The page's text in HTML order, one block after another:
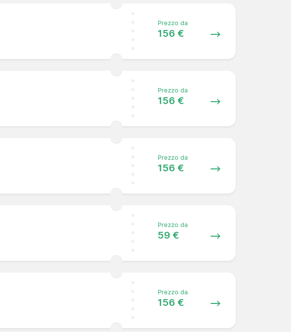
Prezzo da
156 €
Prezzo da
156 €
Prezzo da
156 €
Prezzo da
59 €
Prezzo da
156 €